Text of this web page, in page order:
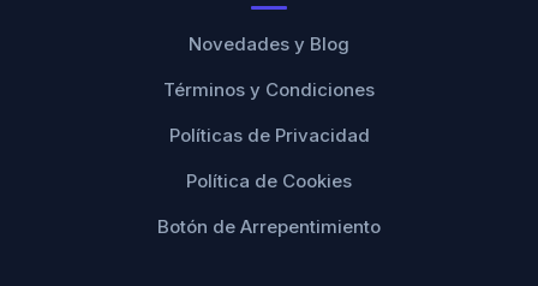
Novedades y Blog
Términos y Condiciones
Políticas de Privacidad
Política de Cookies
Botón de Arrepentimiento